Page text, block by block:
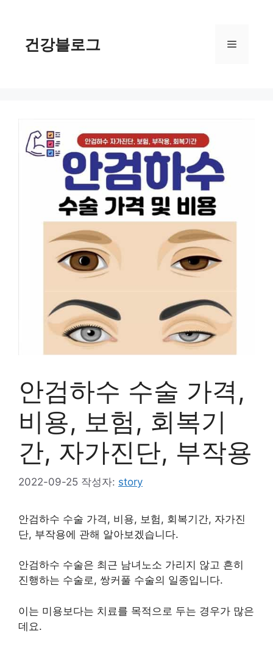
건강블로그 메
안검하수 수술 가격,
비용, 보험, 회복기
간, 자가진단, 부작용
2022-09-25 작성자: story
안검하수 수술 가격, 비용, 보험, 회복기간, 자가진
단, 부작용에 관해 알아보겠습니다.
안검하수 수술은 최근 남녀노소 가리지 않고 흔히
진행하는 수술로, 쌍커풀 수술의 일종입니다.
이는 미용보다는 치료를 목적으로 두는 경우가 많은
데요.